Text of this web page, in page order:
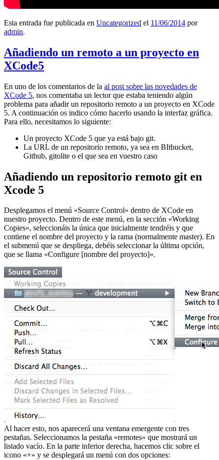
Esta entrada fue publicada en Uncategorized el 11/06/2014 por
admin.
Añadiendo un remoto a un proyecto en
XCode5
En uno de los comentarios de la al post sobre las novedades de
XCode 5, nos comentaba un lector que estaba teniendo algún
problema para añadir un repositorio remoto a un proyecto en XCode
5. A continuación os indico cómo hacerlo usando la interfaz gráfica.
Para ello, necesitamos lo siguiente:
Un proyecto XCode 5 que ya está bajo git.
La URL de un repositorio remoto, ya sea en BItbucket,
Github, gitolite o el que sea en vuestro caso
Añadiendo un repositorio remoto git en
Xcode 5
Desplegamos el menú «Source Control» dentro de XCode en
nuestro proyecto. Dentro de este menú, en la sección «Working
Copies», seleccionáis la única que inicialmente tendréis y que
contiene el nombre del proyecto y la rama (normalmente master). En
el submenú que se despliega, debéis seleccionar la última opción,
que se llama «Configure [nombre del proyecto]».
Al hacer esto, nos aparecerá una ventana emergente con tres
pestañas. Seleccionamos la pestaña «remotes» que mostrará un
listado vacío. En la parte inferior derecha, hacemos clic sobre el
icono «+» y se desplegará un menú con dos opciones: